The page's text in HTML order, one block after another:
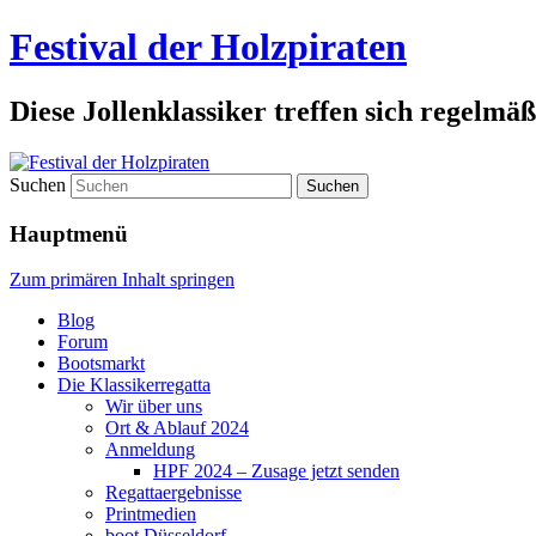
Festival der Holzpiraten
Diese Jollenklassiker treffen sich
Suchen
Hauptmenü
Zum primären Inhalt springen
Blog
Forum
Bootsmarkt
Die Klassikerregatta
Wir über uns
Ort & Ablauf 2024
Anmeldung
HPF 2024 – Zusage jetzt senden
Regattaergebnisse
Printmedien